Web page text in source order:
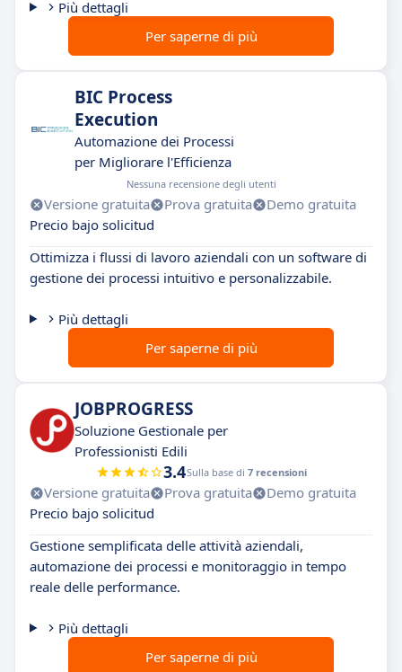
Più dettagli
Per saperne di più
BIC Process
Execution
Automazione dei Processi
per Migliorare l'Efficienza
Nessuna recensione degli utenti
Versione gratuita Prova gratuita
Demo gratuita
Precio bajo solicitud
Ottimizza i flussi di lavoro aziendali con un software di
gestione dei processi intuitivo e personalizzabile.
Più dettagli
Per saperne di più
JOBPROGRESS
Soluzione Gestionale per
Professionisti Edili
3.4Sulla base di 7 recensioni
Versione gratuita Prova gratuita
Demo gratuita
Precio bajo solicitud
Gestione semplificata delle attività aziendali,
automazione dei processi e monitoraggio in tempo
reale delle performance.
Più dettagli
Per saperne di più